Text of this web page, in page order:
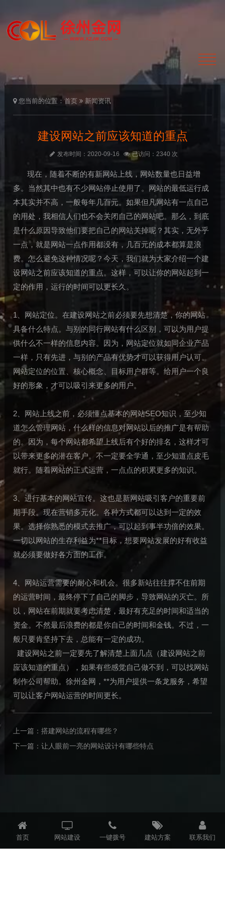
您当前的位置：首页 新闻资讯
建设网站之前应该知道的重点
发布时间：2020-09-16 已访问：2340 次
现在，随着不断的有新网站上线，网站数量也日益增
多。当然其中也有不少网站停止使用了。网站的最低运行成
本其实并不高，一般每年几百元。如果但凡网站有一点自己
的用处，我相信人们也不会关闭自己的网站吧。那么，到底
是什么原因导致他们要把自己的网站关掉呢？其实，无外乎
一点，就是网站一点作用都没有，几百元的成本都算是浪
费。怎么避免这种情况呢？今天，我们就为大家介绍一个建
设网站之前应该知道的重点。这样，可以让你的网站起到一
定的作用，运行的时间可以更长久。
1、网站定位。在建设网站之前必须要先想清楚，你的网站
具备什么特点。与别的同行网站有什么区别，可以为用户提
供什么不一样的信息内容。因为，网站定位就如同企业产品
一样，只有先进，与别的产品有优势才可以获得用户认可。
网站定位的位置、核心概念、目标用户群等。给用户一个良
好的形象，才可以吸引来更多的用户。
2、网站上线之前，必须懂点基本的网站SEO知识，至少知
道怎么管理网站，什么样的信息对网站以后的推广是有帮助
的。因为，每个网站都希望上线后有个好的排名，这样才可
以带来更多的潜在客户。不一定要全学通，至少知道点皮毛
就行。随着网站的正式运营，一点点的积累更多的知识。
3、进行基本的网站宣传。这也是新网站吸引客户的重要前
期手段。现在营销多元化。各种方式都可以达到一定的效
果。选择你熟悉的模式去推广，可以起到事半功倍的效果。
一切以网站的生存利益为**目标，想要网站发展的好有收益
就必须要做好各方面的工作。
4、网站运营需要的耐心和机会。很多新站往往撑不住前期
的运营时间，最终停下了自己的脚步，导致网站的灭亡。所
以，网站在前期就要考虑清楚，最好有充足的时间和适当的
资金。不然最后浪费的都是你自己的时间和金钱。不过，一
般只要肯坚持下去，总能有一定的成功。
建设网站之前一定要先了解清楚上面几点（建设网站之前
应该知道的重点），如果有些感觉自己做不到，可以找网站
制作公司帮助。徐州金网，**为用户提供一条龙服务，希望
可以让客户网站运营的时间更长。
上一篇：搭建网站的流程有哪些？
下一篇：让人眼前一亮的网站设计有哪些特点
首页 网站建设 一键拨号 建站方案 联系我们